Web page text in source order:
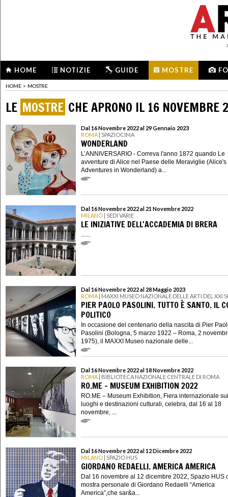
HOME NOTIZIE GUIDE MOSTRE
HOME > MOSTRE
LE MOSTRE CHE APRONO IL 16 NOVEMBRE
Dal 16 Novembre 2022 al 29 Gennaio 2023
ROMA | SPAZIOCIMA
WONDERLAND
L’ANNIVERSARIO - Correva l'anno 1872 quando Le
avventure di Alice nel Paese delle Meraviglie (Alice's
Adventures in Wonderland) a...
Dal 16 Novembre 2022 al 21 Novembre 2022
MILANO | SEDI VARIE
LE INIZIATIVE DELL'ACCADEMIA DI BRERA
Dal 16 Novembre 2022 al 28 Maggio 2023
ROMA | MAXXI MUSEO NAZIONALE DELLE ARTI DEL XXI
PIER PAOLO PASOLINI. TUTTO È SANTO. IL
POLITICO
In occasione del centenario della nascita di Pier
Pasolini (Bologna, 5 marzo 1922 – Roma, 2
1975), il MAXXI Museo nazionale delle...
Dal 16 Novembre 2022 al 18 Novembre 2022
ROMA | BIBLIOTECA NAZIONALE CENTRALE DI ROMA
RO.ME – MUSEUM EXHIBITION 2022
RO.ME – Museum Exhibition, Fiera internazionale
luoghi e destinazioni culturali, celebra, dal 16 al 18
novembre, ...
Dal 16 Novembre 2022 al 12 Dicembre 2022
MILANO | SPAZIO HUS
GIORDANO REDAELLI. AMERICA AMERICA
Dal 16 novembre al 12 dicembre 2022, Spazio HUS
mostra personale di Giordano Redaelli “America
America”,che sar&a...